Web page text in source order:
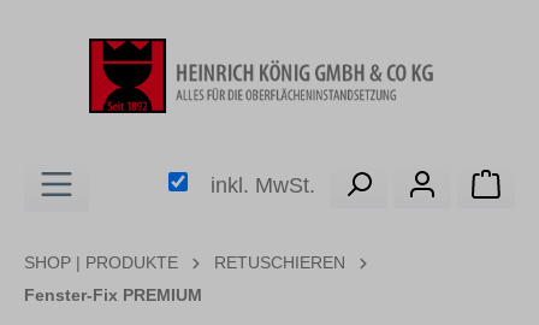
inkl. MwSt.
SHOP | PRODUKTE
RETUSCHIEREN
Fenster-Fix PREMIUM